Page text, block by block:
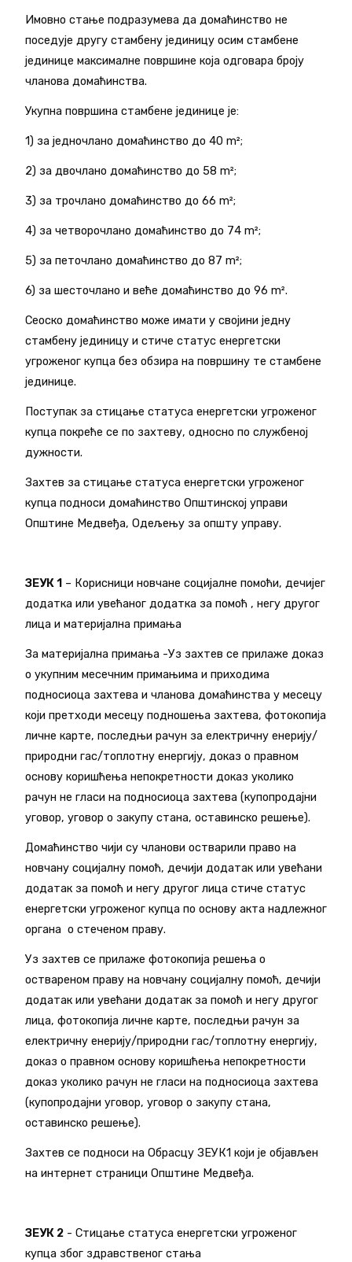
Имовно стање подразумева да домаћинство не
поседује другу стамбену јединицу осим стамбене
јединице максималне површине која одговара броју
чланова домаћинства.
Укупна површина стамбене јединице је:
1) за једночлано домаћинство до 40 m²;
2) за двочлано домаћинство до 58 m²;
3) за трочлано домаћинство до 66 m²;
4) за четворочлано домаћинство до 74 m²;
5) за петочлано домаћинство до 87 m²;
6) за шесточлано и веће домаћинство до 96 m².
Сеоско домаћинство може имати у својини једну
стамбену јединицу и стиче статус енергетски
угроженог купца без обзира на површину те стамбене
јединице.
Поступак за стицање статуса енергетски угроженог
купца покреће се по захтеву, односно по службеној
дужности.
Захтев за стицање статуса енергетски угроженог
купца подноси домаћинство Општинској управи
Општине Медвеђа, Одељењу за општу управу.
ЗЕУК 1 – Корисници новчане социјалне помоћи, дечијег
додатка или увећаног додатка за помоћ , негу другог
лица и материјална примања
За материјална примања -Уз захтев се прилаже доказ
о укупним месечним примањима и приходима
подносиоца захтева и чланова домаћинства у месецу
који претходи месецу подношења захтева, фотокопија
личне карте, последњи рачун за електричну енерију/
природни гас/топлотну енергију, доказ о правном
основу коришћења непокретности доказ уколико
рачун не гласи на подносиоца захтева (купопродајни
уговор, уговор о закупу стана, оставинско решење).
Домаћинство чији су чланови остварили право на
новчану социјалну помоћ, дечији додатак или увећани
додатак за помоћ и негу другог лица стиче статус
енергетски угроженог купца по основу акта надлежног
органа о стеченом праву.
Уз захтев се прилаже фотокопија решења о
оствареном праву на новчану социјалну помоћ, дечији
додатак или увећани додатак за помоћ и негу другог
лица, фотокопија личне карте, последњи рачун за
електричну енерију/природни гас/топлотну енергију,
доказ о правном основу коришћења непокретности
доказ уколико рачун не гласи на подносиоца захтева
(купопродајни уговор, уговор о закупу стана,
оставинско решење).
Захтев се подноси на Обрасцу ЗЕУК1 који је објављен
на интернет страници Општине Медвеђа.
ЗЕУК 2 - Стицање статуса енергетски угроженог
купца због здравственог стања